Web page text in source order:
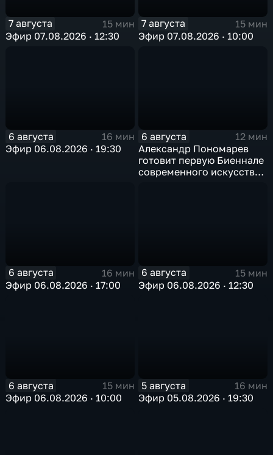
7 августа
15 мин
Эфир 07.08.2026 · 12:30
7 августа
15 мин
Эфир 07.08.2026 · 10:00
6 августа
16 мин
Эфир 06.08.2026 · 19:30
6 августа
12 мин
Александр Пономарев
готовит первую Биеннале
современного искусства
6 августа
16 мин
Эфир 06.08.2026 · 17:00
6 августа
15 мин
Эфир 06.08.2026 · 12:30
6 августа
15 мин
Эфир 06.08.2026 · 10:00
5 августа
16 мин
Эфир 05.08.2026 · 19:30